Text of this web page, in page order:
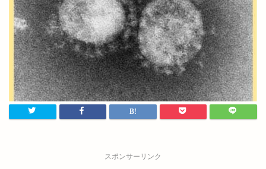
スポンサーリンク